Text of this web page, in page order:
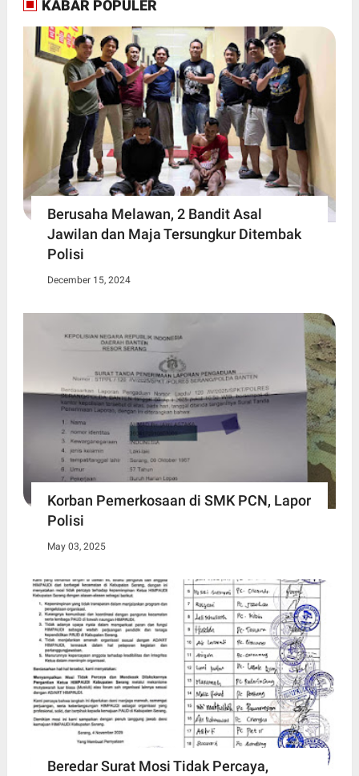
KABAR POPULER
Berusaha Melawan, 2 Bandit Asal
Jawilan dan Maja Tersungkur Ditembak
Polisi
December 15, 2024
Korban Pemerkosaan di SMK PCN, Lapor
Polisi
May 03, 2025
Beredar Surat Mosi Tidak Percaya,